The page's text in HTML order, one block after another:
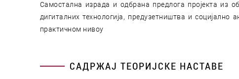
Самостална израда и одбрана предлога пројекта из
дигиталних технологија, предузетништва и
практичном нивоу
САДРЖАЈ ТЕОРИЈСКЕ НАСТАВЕ